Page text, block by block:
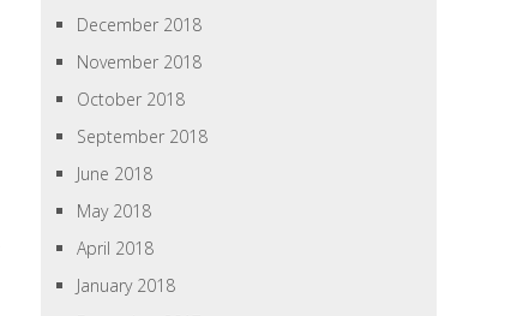
December 2018
November 2018
October 2018
September 2018
June 2018
May 2018
April 2018
January 2018